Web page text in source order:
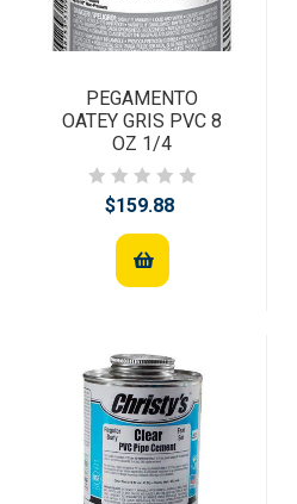
PEGAMENTO
OATEY GRIS PVC 8
OZ 1/4
$159.88